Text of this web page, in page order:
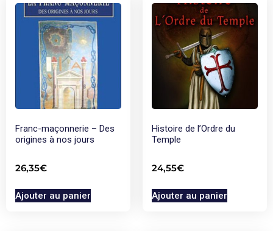
Franc-maçonnerie – Des
origines à nos jours
26,35€
Ajouter au panier
Histoire de l’Ordre du
Temple
24,55€
Ajouter au panier